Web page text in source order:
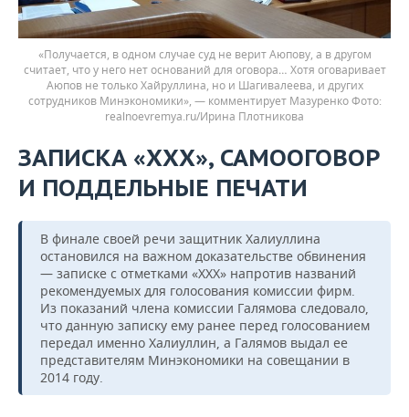
«Получается, в одном случае суд не верит Аюпову, а в другом
считает, что у него нет оснований для оговора… Хотя оговаривает
Аюпов не только Хайруллина, но и Шагивалеева, и других
сотрудников Минэкономики», — комментирует Мазуренко
realnoevremya.ru/Ирина Плотникова
ЗАПИСКА «ХХХ», САМООГОВОР
И ПОДДЕЛЬНЫЕ ПЕЧАТИ
В финале своей речи защитник Халиуллина
остановился на важном доказательстве обвинения
— записке с отметками «ХХХ» напротив названий
рекомендуемых для голосования комиссии фирм.
Из показаний члена комиссии Галямова следовало,
что данную записку ему ранее перед голосованием
передал именно Халиуллин, а Галямов выдал ее
представителям Минэкономики на совещании в
2014 году.